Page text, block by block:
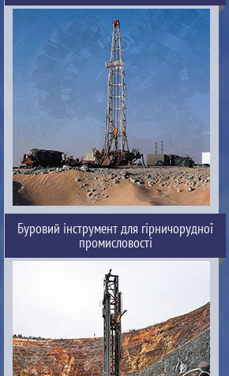
Буровий інструмент для гірничорудної
промисловості